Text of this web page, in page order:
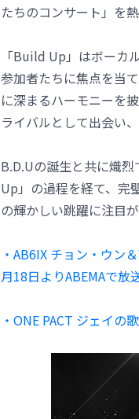
たちのコンサート」を
「Build Up」はボーカ
参加者たちに焦点を当
に深まるハーモニーを
ライバルとして出会い
B.D.Uの誕生と共に熾
Up」の過程を経て、完
の輝かしい跳躍に注目が
・AB6IX チョン・ウン
月18日よりABEMAで放
・ONE PACT ジェイ